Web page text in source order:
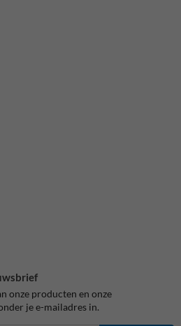
onze producten en onze
je e-mailadres in.